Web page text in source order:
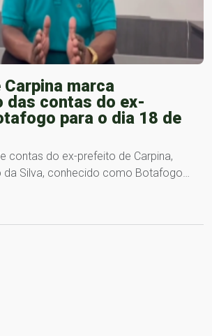
Carpina marca
das contas do ex-
para o dia 18 de
contas do ex-prefeito de Carpina,
da Silva, conhecido como Botafogo…